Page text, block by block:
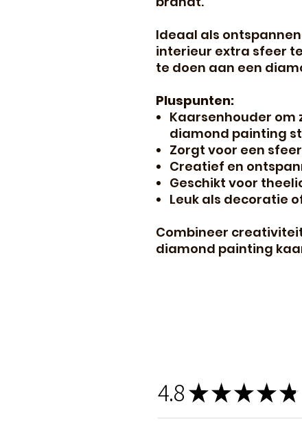
Ideaal als
interieur extra sfeer
te doen aan een
Pluspunten:
Kaarsenhouder om
diamond painting
Zorgt voor een
Creatief en
Geschikt voor
Leuk als decoratie
Combineer
diamond painting
4.8★★★★★